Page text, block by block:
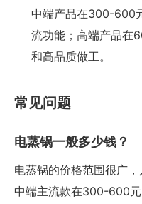
中端产品在300-600
流功能；高端产品在
和高品质做工。
常见问题
电蒸锅一般多少钱？
电蒸锅的价格范围很广
中端主流款在300-600